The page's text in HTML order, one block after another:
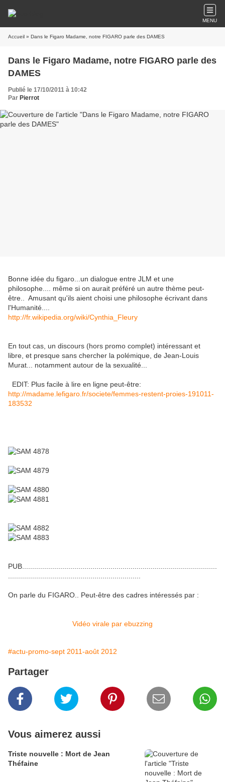
MENU
Accueil » Dans le Figaro Madame, notre FIGARO parle des DAMES
Dans le Figaro Madame, notre FIGARO parle des
DAMES
Publié le 17/10/2011 à 10:42
Par Pierrot
Bonne idée du figaro...un dialogue entre JLM et une
philosophe.... même si on aurait préféré un autre thème peut-
être.. Amusant qu'ils aient choisi une philosophe écrivant dans
l'Humanité....
http://fr.wikipedia.org/wiki/Cynthia_Fleury
En tout cas, un discours (hors promo complet) intéressant et
libre, et presque sans chercher la polémique, de Jean-Louis
Murat... notamment autour de la sexualité...
EDIT: Plus facile à lire en ligne peut-être:
http://madame.lefigaro.fr/societe/femmes-restent-proies-191011-
183532
PUB.................................................................................................
On parle du FIGARO.. Peut-être des cadres intéressés par :
Vidéo virale par ebuzzing
#actu-promo-sept 2011-août 2012
Partager
Vous aimerez aussi
Triste nouvelle : Mort de Jean
Théfaine